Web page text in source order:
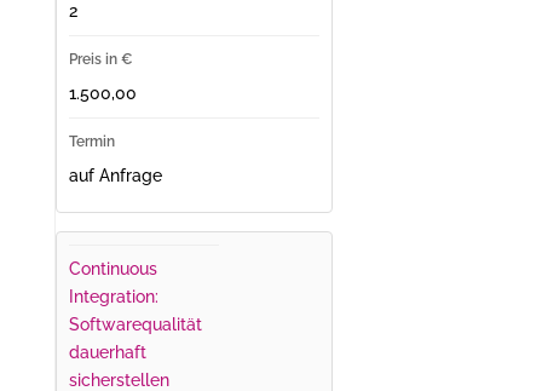
2
1.500,00
auf Anfrage
Continuous
Integration:
Softwarequalität
dauerhaft
sicherstellen